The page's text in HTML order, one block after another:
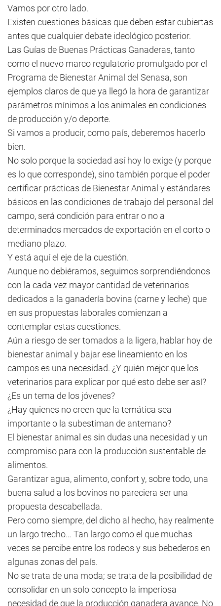
Vamos por otro lado.
Existen cuestiones básicas que deben estar cubiertas
antes que cualquier debate ideológico posterior.
Las Guías de Buenas Prácticas Ganaderas, tanto
como el nuevo marco regulatorio promulgado por el
Programa de Bienestar Animal del Senasa, son
ejemplos claros de que ya llegó la hora de garantizar
parámetros mínimos a los animales en condiciones
de producción y/o deporte.
Si vamos a producir, como país, deberemos hacerlo
bien.
No solo porque la sociedad así hoy lo exige (y porque
es lo que corresponde), sino también porque el poder
certificar prácticas de Bienestar Animal y estándares
básicos en las condiciones de trabajo del personal del
campo, será condición para entrar o no a
determinados mercados de exportación en el corto o
mediano plazo.
Y está aquí el eje de la cuestión.
Aunque no debiéramos, seguimos sorprendiéndonos
con la cada vez mayor cantidad de veterinarios
dedicados a la ganadería bovina (carne y leche) que
en sus propuestas laborales comienzan a
contemplar estas cuestiones.
Aún a riesgo de ser tomados a la ligera, hablar hoy de
bienestar animal y bajar ese lineamiento en los
campos es una necesidad. ¿Y quién mejor que los
veterinarios para explicar por qué esto debe ser así?
¿Es un tema de los jóvenes?
¿Hay quienes no creen que la temática sea
importante o la subestiman de antemano?
El bienestar animal es sin dudas una necesidad y un
compromiso para con la producción sustentable de
alimentos.
Garantizar agua, alimento, confort y, sobre todo, una
buena salud a los bovinos no pareciera ser una
propuesta descabellada.
Pero como siempre, del dicho al hecho, hay realmente
un largo trecho… Tan largo como el que muchas
veces se percibe entre los rodeos y sus bebederos en
algunas zonas del país.
No se trata de una moda; se trata de la posibilidad de
consolidar en un solo concepto la imperiosa
necesidad de que la producción ganadera avance. No